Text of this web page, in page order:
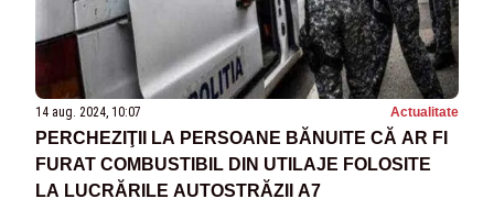
14 aug. 2024, 10:07 Actualitate
PERCHEZIŢII LA PERSOANE BĂNUITE CĂ AR FI
FURAT COMBUSTIBIL DIN UTILAJE FOLOSITE
LA LUCRĂRILE AUTOSTRĂZII A7